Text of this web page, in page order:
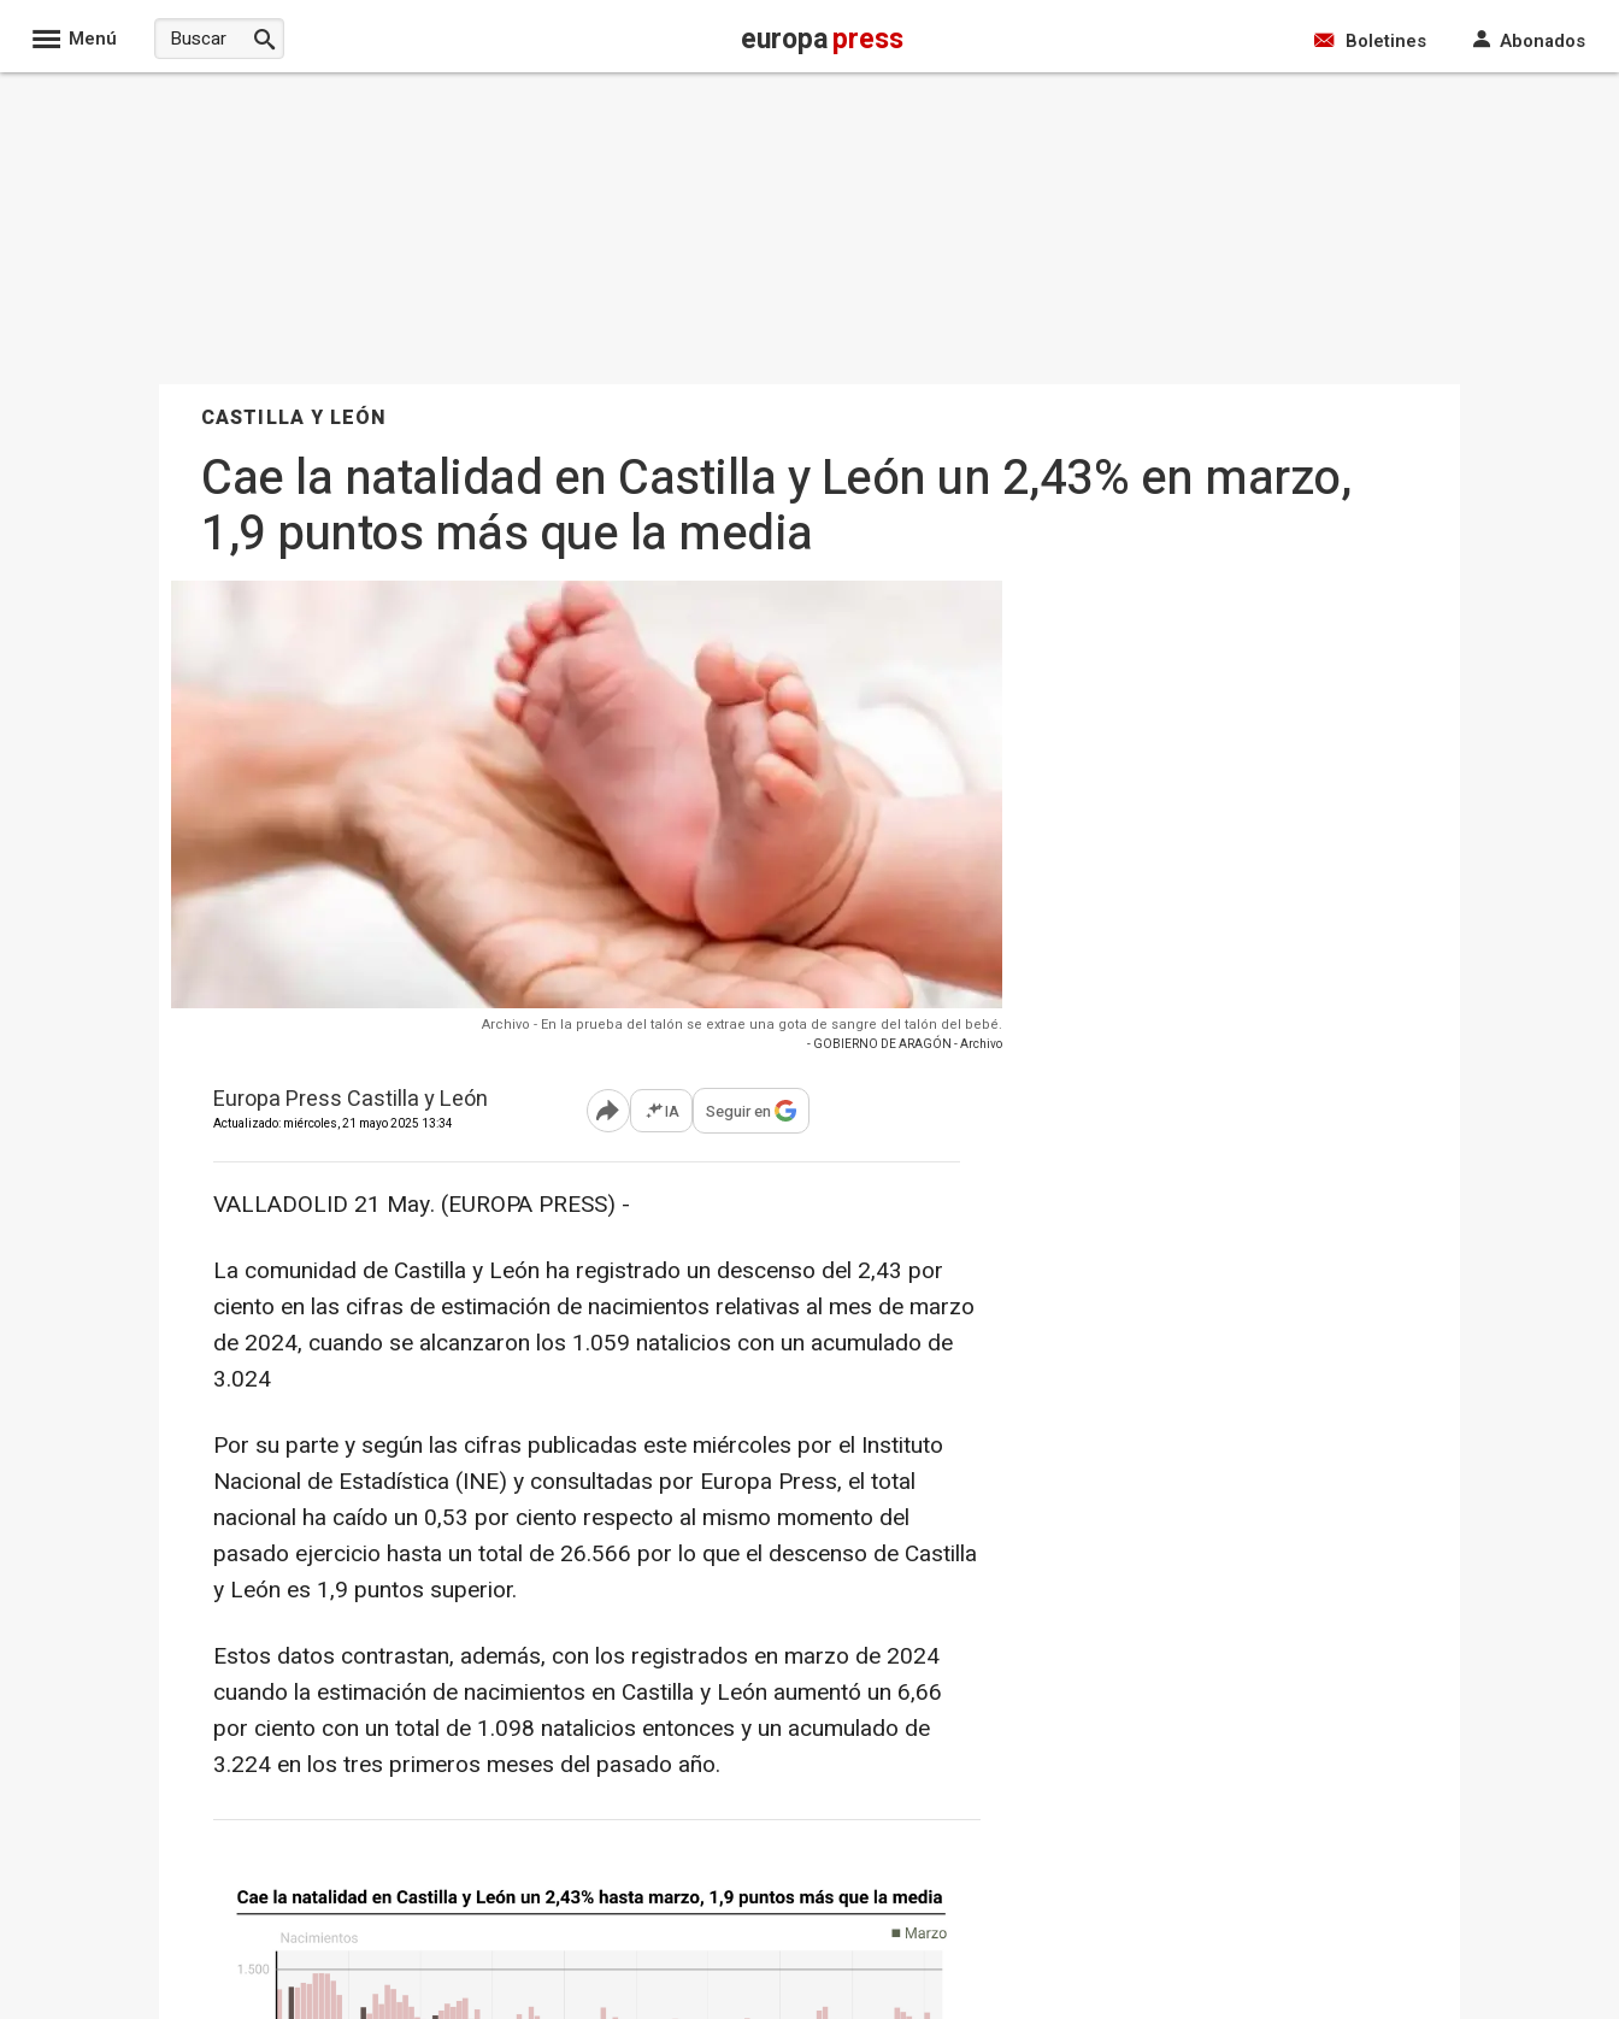
Menú europapress Boletines Abonados
CASTILLA Y LEÓN
Cae la natalidad en Castilla y León un 2,43% en marzo,
1,9 puntos más que la media
Archivo - En la prueba del talón se extrae una gota de sangre del talón del bebé.
- GOBIERNO DE ARAGÓN - Archivo
Europa Press Castilla y León
Actualizado: miércoles, 21 mayo 2025 13:34 Abrir opciones para compartir
IA Seguir en
VALLADOLID 21 May. (EUROPA PRESS) -
La comunidad de Castilla y León ha registrado un descenso del 2,43 por
ciento en las cifras de estimación de nacimientos relativas al mes de marzo
de 2024, cuando se alcanzaron los 1.059 natalicios con un acumulado de
3.024
Por su parte y según las cifras publicadas este miércoles por el Instituto
Nacional de Estadística (INE) y consultadas por Europa Press, el total
nacional ha caído un 0,53 por ciento respecto al mismo momento del
pasado ejercicio hasta un total de 26.566 por lo que el descenso de Castilla
y León es 1,9 puntos superior.
Estos datos contrastan, además, con los registrados en marzo de 2024
cuando la estimación de nacimientos en Castilla y León aumentó un 6,66
por ciento con un total de 1.098 natalicios entonces y un acumulado de
3.224 en los tres primeros meses del pasado año.